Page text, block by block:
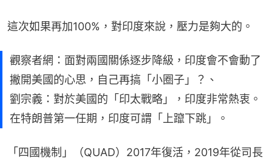
這次如果再加100%，對印度來說，壓力是夠大的。
觀察者網：面對兩國關係逐步降級，印度會不會動了
撇開美國的心思，自己再搞「小圈子」？、
劉宗義：對於美國的「印太戰略」，印度非常熱衷。
在特朗普第一任期，印度可謂「上躥下跳」。
「四國機制」（QUAD）2017年復活，2019年從司長